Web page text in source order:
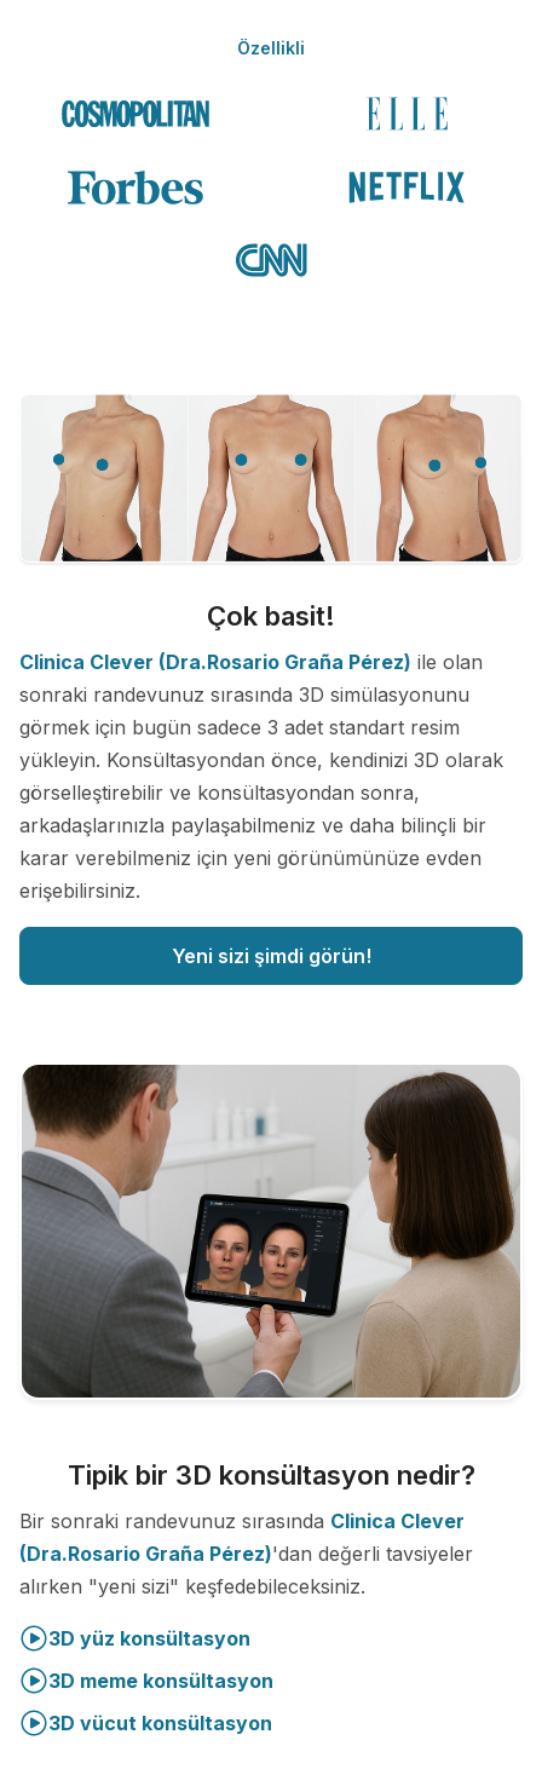
Özellikli
Çok basit!
Clinica Clever (Dra.Rosario Graña Pérez) ile olan
sonraki randevunuz sırasında 3D simülasyonunu
görmek için bugün sadece 3 adet standart resim
yükleyin. Konsültasyondan önce, kendinizi 3D olarak
görselleştirebilir ve konsültasyondan sonra,
arkadaşlarınızla paylaşabilmeniz ve daha bilinçli bir
karar verebilmeniz için yeni görünümünüze evden
erişebilirsiniz.
Yeni sizi şimdi görün!
Tipik bir 3D konsültasyon nedir?
Bir sonraki randevunuz sırasında Clinica Clever
(Dra.Rosario Graña Pérez)'dan değerli tavsiyeler
alırken "yeni sizi" keşfedebileceksiniz.
3D yüz konsültasyon
3D meme konsültasyon
3D vücut konsültasyon